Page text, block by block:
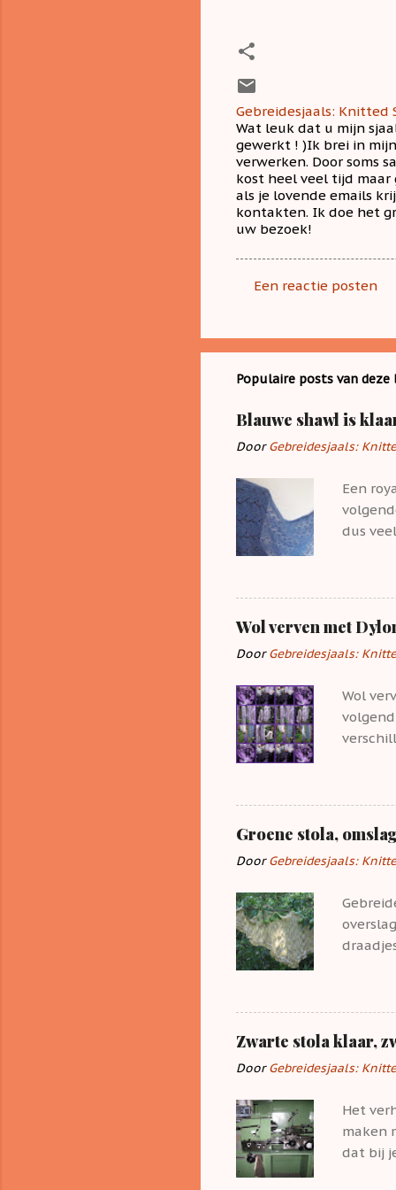
Gebreidesjaals: Knitted
Wat leuk dat u mijn
gewerkt ! )Ik brei in
verwerken. Door soms
kost heel veel tijd
als je lovende emails
kontakten. Ik doe het
uw bezoek!
a
c
i
e
s
Een reactie posten
Populaire posts van deze
Blauwe shawl is
DoorGebreidesjaals:
Een
dus
Wol verven met
DoorGebreidesjaals:
Wol
tinten.
verte
mooi
rechtse
Groene stola,
DoorGebreidesjaals:
Te
,shawl
Zwarte stola klaar,
DoorGebreidesjaals:
Het
maken
dat bij